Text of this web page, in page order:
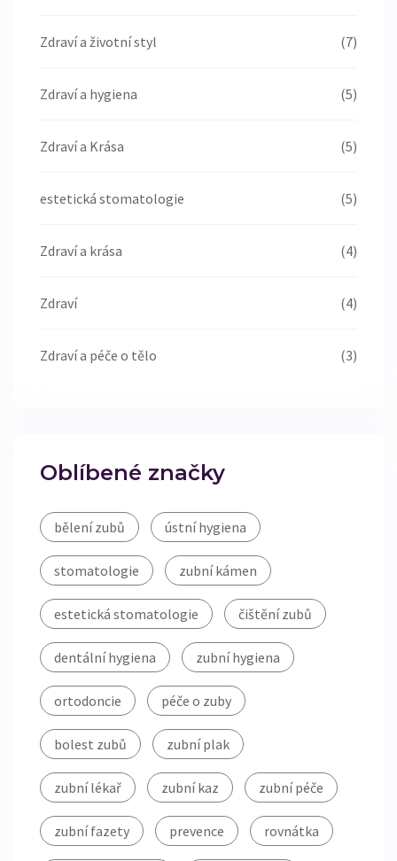
Zdraví a životní styl (7)
Zdraví a hygiena (5)
Zdraví a Krása (5)
estetická stomatologie (5)
Zdraví a krása (4)
Zdraví (4)
Zdraví a péče o tělo (3)
Oblíbené značky
bělení zubů ústní hygiena
stomatologie zubní kámen
estetická stomatologie čištění zubů
dentální hygiena zubní hygiena
ortodoncie péče o zuby
bolest zubů zubní plak
zubní lékař zubní kaz zubní péče
zubní fazety prevence rovnátka